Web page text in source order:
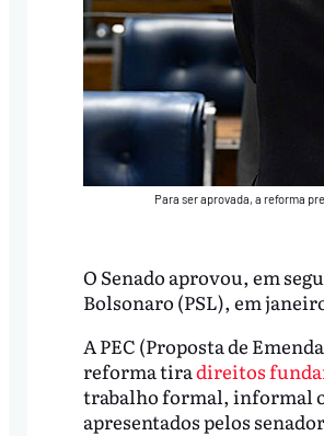
Para ser aprovada, a reforma
O Senado aprovou, em
Bolsonaro (PSL), em
A PEC (Proposta de
reforma tiradireitos
trabalho formal, informal
apresentados pelos